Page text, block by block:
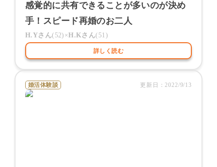
感覚的に共有できることが多いのが決め
手！スピード再婚のお二人
H.Yさん( 52)×H.Kさん( 51)
詳しく読む
婚活体験談 更新日：2022/9/13